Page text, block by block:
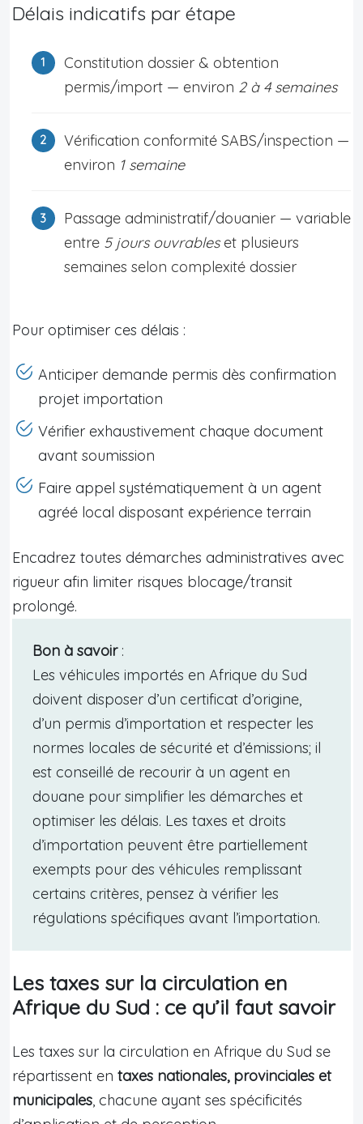
Délais indicatifs par étape
Constitution dossier & obtention
permis/import — environ 2 à 4 semaines
Vérification conformité SABS/inspection —
environ 1 semaine
Passage administratif/douanier — variable
entre 5 jours ouvrableset plusieurs
semaines selon complexité dossier
Pour optimiser ces délais :
Anticiper demande permis dès confirmation
projet importation
Vérifier exhaustivement chaque document
avant soumission
Faire appel systématiquement à un agent
agréé local disposant expérience terrain
Encadrez toutes démarches administratives avec
rigueur afin limiter risques blocage/transit
prolongé.
Bon à savoir:
Les véhicules importés en Afrique du Sud
doivent disposer d’un certificat d’origine,
d’un permis d’importation et respecter les
normes locales de sécurité et d’émissions; il
est conseillé de recourir à un agent en
douane pour simplifier les démarches et
optimiser les délais. Les taxes et droits
d’importation peuvent être partiellement
exempts pour des véhicules remplissant
certains critères, pensez à vérifier les
régulations spécifiques avant l’importation.
Les taxes sur la circulation en
Afrique du Sud : ce qu’il faut savoir
Les taxes sur la circulation en Afrique du Sud se
répartissent en taxes nationales, provinciales et
municipales, chacune ayant ses spécificités